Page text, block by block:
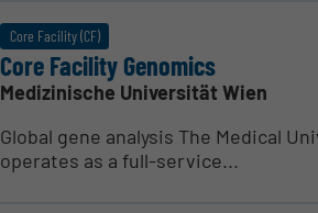
Core Facility (CF)
Core Facility Genomics
Medizinische Universität Wien
Global gene analysis The Medical
operates as a full-service...